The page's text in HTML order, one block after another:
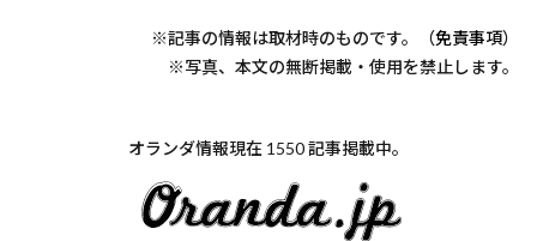
※記事の情報は取材時のものです。（免責事項）
※写真、本文の無断掲載・使用を禁止します。
オランダ情報現在 1550 記事掲載中。